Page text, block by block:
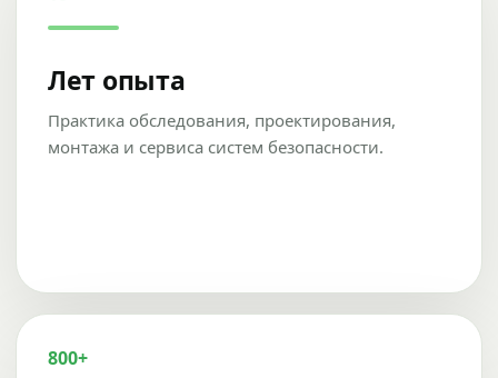
Лет опыта
Практика обследования, проектирования,
монтажа и сервиса систем безопасности.
800+